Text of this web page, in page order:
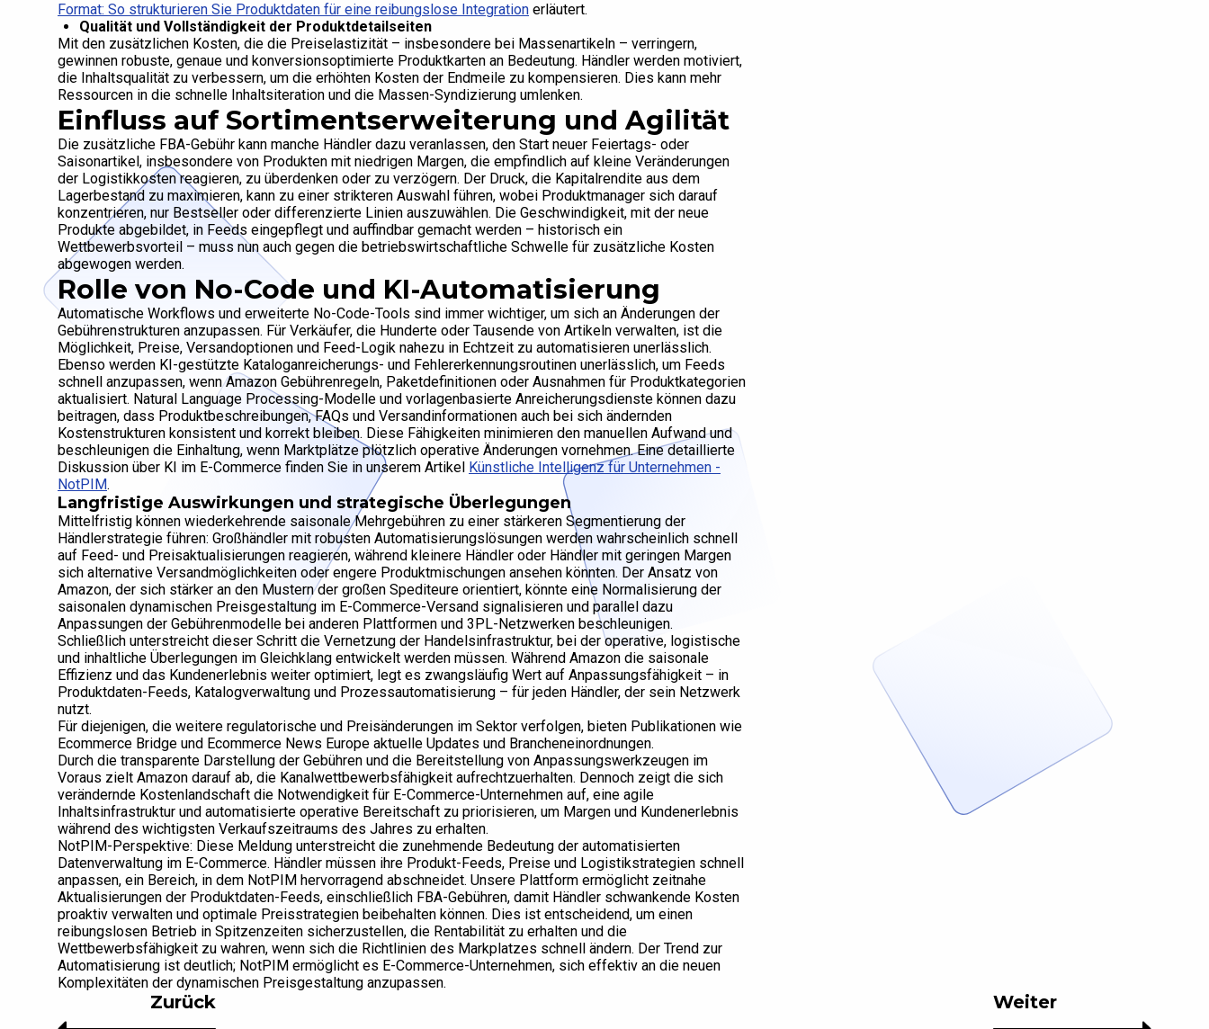
Format: So strukturieren Sie Produktdaten für eine reibungslose Integration erläutert.
Qualität und Vollständigkeit der Produktdetailseiten
Mit den zusätzlichen Kosten, die die Preiselastizität – insbesondere bei Massenartikeln – verringern,
gewinnen robuste, genaue und konversionsoptimierte Produktkarten an Bedeutung. Händler werden motiviert,
die Inhaltsqualität zu verbessern, um die erhöhten Kosten der Endmeile zu kompensieren. Dies kann mehr
Ressourcen in die schnelle Inhaltsiteration und die Massen-Syndizierung umlenken.
Einfluss auf Sortimentserweiterung und Agilität
Die zusätzliche FBA-Gebühr kann manche Händler dazu veranlassen, den Start neuer Feiertags- oder
Saisonartikel, insbesondere von Produkten mit niedrigen Margen, die empfindlich auf kleine Veränderungen
der Logistikkosten reagieren, zu überdenken oder zu verzögern. Der Druck, die Kapitalrendite aus dem
Lagerbestand zu maximieren, kann zu einer strikteren Auswahl führen, wobei Produktmanager sich darauf
konzentrieren, nur Bestseller oder differenzierte Linien auszuwählen. Die Geschwindigkeit, mit der neue
Produkte abgebildet, in Feeds eingepflegt und auffindbar gemacht werden – historisch ein
Wettbewerbsvorteil – muss nun auch gegen die betriebswirtschaftliche Schwelle für zusätzliche Kosten
abgewogen werden.
Rolle von No-Code und KI-Automatisierung
Automatische Workflows und erweiterte No-Code-Tools sind immer wichtiger, um sich an Änderungen der
Gebührenstrukturen anzupassen. Für Verkäufer, die Hunderte oder Tausende von Artikeln verwalten, ist die
Möglichkeit, Preise, Versandoptionen und Feed-Logik nahezu in Echtzeit zu automatisieren unerlässlich.
Ebenso werden KI-gestützte Kataloganreicherungs- und Fehlererkennungsroutinen unerlässlich, um Feeds
schnell anzupassen, wenn Amazon Gebührenregeln, Paketdefinitionen oder Ausnahmen für Produktkategorien
aktualisiert. Natural Language Processing-Modelle und vorlagenbasierte Anreicherungsdienste können dazu
beitragen, dass Produktbeschreibungen, FAQs und Versandinformationen auch bei sich ändernden
Kostenstrukturen konsistent und korrekt bleiben. Diese Fähigkeiten minimieren den manuellen Aufwand und
beschleunigen die Einhaltung, wenn Marktplätze plötzlich operative Änderungen vornehmen. Eine detaillierte
Diskussion über KI im E-Commerce finden Sie in unserem Artikel Künstliche Intelligenz für Unternehmen -
NotPIM.
Langfristige Auswirkungen und strategische Überlegungen
Mittelfristig können wiederkehrende saisonale Mehrgebühren zu einer stärkeren Segmentierung der
Händlerstrategie führen: Großhändler mit robusten Automatisierungslösungen werden wahrscheinlich schnell
auf Feed- und Preisaktualisierungen reagieren, während kleinere Händler oder Händler mit geringen Margen
sich alternative Versandmöglichkeiten oder engere Produktmischungen ansehen könnten. Der Ansatz von
Amazon, der sich stärker an den Mustern der großen Spediteure orientiert, könnte eine Normalisierung der
saisonalen dynamischen Preisgestaltung im E-Commerce-Versand signalisieren und parallel dazu
Anpassungen der Gebührenmodelle bei anderen Plattformen und 3PL-Netzwerken beschleunigen.
Schließlich unterstreicht dieser Schritt die Vernetzung der Handelsinfrastruktur, bei der operative, logistische
und inhaltliche Überlegungen im Gleichklang entwickelt werden müssen. Während Amazon die saisonale
Effizienz und das Kundenerlebnis weiter optimiert, legt es zwangsläufig Wert auf Anpassungsfähigkeit – in
Produktdaten-Feeds, Katalogverwaltung und Prozessautomatisierung – für jeden Händler, der sein Netzwerk
nutzt.
Für diejenigen, die weitere regulatorische und Preisänderungen im Sektor verfolgen, bieten Publikationen wie
Ecommerce Bridge und Ecommerce News Europe aktuelle Updates und Brancheneinordnungen.
Durch die transparente Darstellung der Gebühren und die Bereitstellung von Anpassungswerkzeugen im
Voraus zielt Amazon darauf ab, die Kanalwettbewerbsfähigkeit aufrechtzuerhalten. Dennoch zeigt die sich
verändernde Kostenlandschaft die Notwendigkeit für E-Commerce-Unternehmen auf, eine agile
Inhaltsinfrastruktur und automatisierte operative Bereitschaft zu priorisieren, um Margen und Kundenerlebnis
während des wichtigsten Verkaufszeitraums des Jahres zu erhalten.
NotPIM-Perspektive: Diese Meldung unterstreicht die zunehmende Bedeutung der automatisierten
Datenverwaltung im E-Commerce. Händler müssen ihre Produkt-Feeds, Preise und Logistikstrategien schnell
anpassen, ein Bereich, in dem NotPIM hervorragend abschneidet. Unsere Plattform ermöglicht zeitnahe
Aktualisierungen der Produktdaten-Feeds, einschließlich FBA-Gebühren, damit Händler schwankende Kosten
proaktiv verwalten und optimale Preisstrategien beibehalten können. Dies ist entscheidend, um einen
reibungslosen Betrieb in Spitzenzeiten sicherzustellen, die Rentabilität zu erhalten und die
Wettbewerbsfähigkeit zu wahren, wenn sich die Richtlinien des Markplatzes schnell ändern. Der Trend zur
Automatisierung ist deutlich; NotPIM ermöglicht es E-Commerce-Unternehmen, sich effektiv an die neuen
Komplexitäten der dynamischen Preisgestaltung anzupassen.
Weiter
Zurück